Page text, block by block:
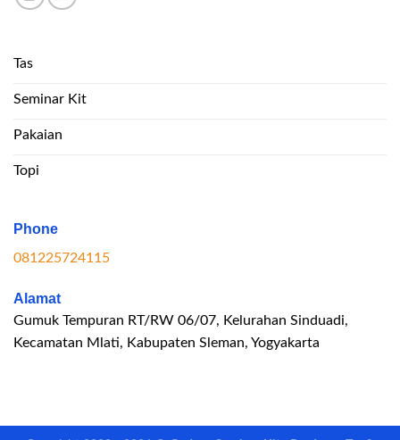
Tas
Seminar Kit
Pakaian
Topi
Phone
081225724115
Alamat
Gumuk Tempuran RT/RW 06/07, Kelurahan Sinduadi,
Kecamatan Mlati, Kabupaten Sleman, Yogyakarta